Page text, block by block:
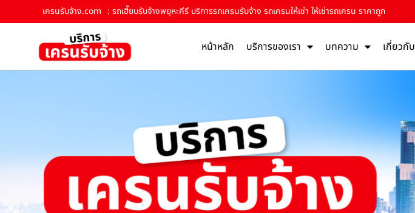
เครนรับจ้าง.com : รถเฮี๊ยบรับจ้างพยุหะคีรี บริการรถเครนรับจ้าง รถเครนให้เช่า ให้เช่ารถเครน ราคาถูก
หน้าหลัก บริการของเรา บทความ เกี่ยวกับ